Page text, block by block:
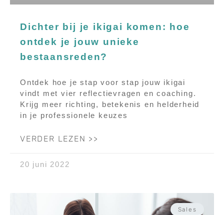
Dichter bij je ikigai komen: hoe
ontdek je jouw unieke
bestaansreden?
Ontdek hoe je stap voor stap jouw ikigai
vindt met vier reflectievragen en coaching.
Krijg meer richting, betekenis en helderheid
in je professionele keuzes
VERDER LEZEN >>
20 juni 2022
Sales